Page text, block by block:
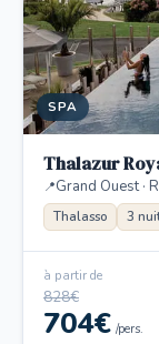
SPA
Thalazur
Grand Ouest ·
Thalasso 3
à partir de
828€
704€ /pers.